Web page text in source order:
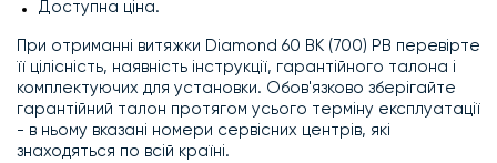
Доступна ціна.
При отриманні витяжки Diamond 60 BK (700) PB перевірте
її цілісність, наявність інструкції, гарантійного талона і
комплектуючих для установки. Обов'язково зберігайте
гарантійний талон протягом усього терміну експлуатації
- в ньому вказані номери сервісних центрів, які
знаходяться по всій країні.